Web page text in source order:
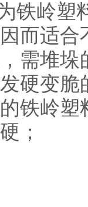
铁岭塑
而适合
需堆垛
硬变脆
铁岭塑
；